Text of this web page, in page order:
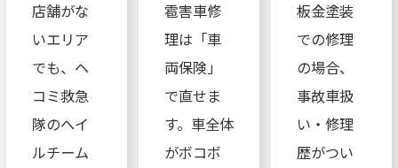
店舗がな
いエリア
でも、ヘ
コミ救急
隊のへイ
ルチーム
雹害車修
理は「車
両保険」
で直せま
す。車全体
がボコボ
板金塗装
での修理
の場合、
事故車扱
い・修理
歴がつい